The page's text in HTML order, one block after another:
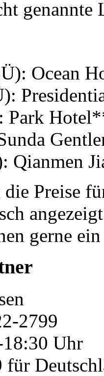
genannte
Ocean
Park
Qianmen
Preise
gerne
2799
Uhr
für